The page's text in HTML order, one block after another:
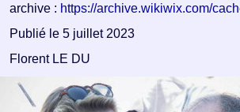
archive : https://archive.wikiwix.com/
Publié le 5 juillet 2023
Florent LE DU